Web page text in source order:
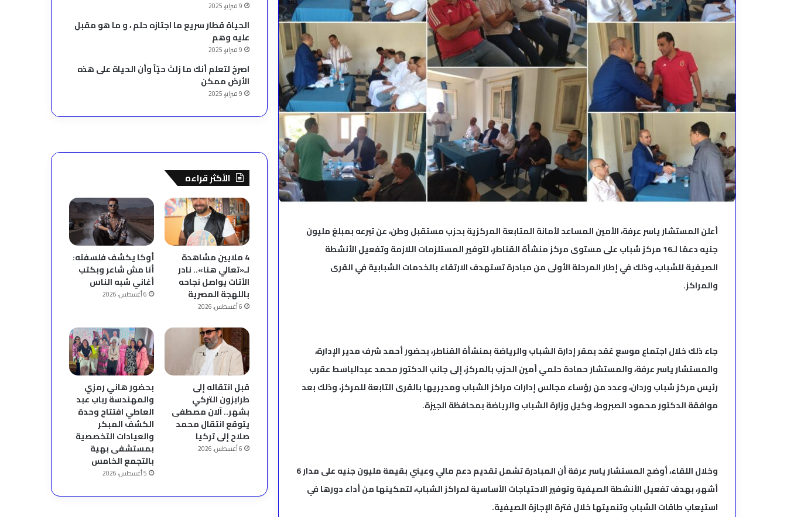
أعلن المستشار ياسر عرفة، الأمين المساعد لأمانة المتابعة المركزية بحزب مستقبل وطن، عن تبرعه بمبلغ مليون
جنيه دعمًا لـ16 مركز شباب على مستوى مركز منشأة القناطر، لتوفير المستلزمات اللازمة وتفعيل الأنشطة
الصيفية للشباب، وذلك في إطار المرحلة الأولى من مبادرة تستهدف الارتقاء بالخدمات الشبابية في القرى
والمراكز.
جاء ذلك خلال اجتماع موسع عُقد بمقر إدارة الشباب والرياضة بمنشأة القناطر، بحضور أحمد شرف مدير الإدارة،
والمستشار ياسر عرفة، والمستشار حمادة حلمي أمين الحزب بالمركز، إلى جانب الدكتور محمد عبدالباسط عقرب
رئيس مركز شباب وردان، وعدد من رؤساء مجالس إدارات مراكز الشباب ومديريها بالقرى التابعة للمركز، وذلك بعد
موافقة الدكتور محمود الصبروط، وكيل وزارة الشباب والرياضة بمحافظة الجيزة.
وخلال اللقاء، أوضح المستشار ياسر عرفة أن المبادرة تشمل تقديم دعم مالي وعيني بقيمة مليون جنيه على مدار 6
أشهر، بهدف تفعيل الأنشطة الصيفية وتوفير الاحتياجات الأساسية لمراكز الشباب، لتمكينها من أداء دورها في
استيعاب طاقات الشباب وتنميتها خلال فترة الإجازة الصيفية.
9 فبراير، 2025
الحياة قطار سريع ما اجتازه حلم ، و ما هو مقبل
عليه وهم
9 فبراير، 2025
‫اصرخ لتعلم أنك ما زلتَ حيّاً وأن الحياة على هذه
الأرض ممكن
9 فبراير، 2025
الأكثر قراءه
4 ملايين مشاهدة
لـ«تعالي هنا».. نادر
الأتات يواصل نجاحه
باللهجة المصرية
6 أغسطس، 2026
أوكا يكشف فلسفته:
أنا مش شاعر وبكتب
أغاني شبه الناس
6 أغسطس، 2026
قبل انتقاله إلى
طرابزون التركي
بشهر.. آلان مصطفى
يتوقع انتقال محمد
صلاح إلى تركيا
6 أغسطس، 2026
بحضور هاني رمزي
والمهندسة رباب عبد
العاطي افتتاح وحدة
الكشف المبكر
والعيادات التخصصية
بمستشفى بهية
بالتجمع الخامس
5 أغسطس، 2026